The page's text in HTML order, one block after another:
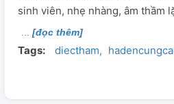
sinh viên, nhẹ nhàng, âm thầm
[đọc thêm]
Tags: diectham